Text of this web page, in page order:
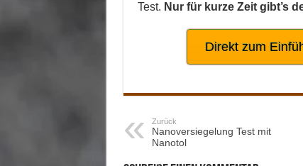
Test. Nur für kurze Zeit gibt’s
Direkt zum
Zurück
Nanoversiegelung Test mit
Nanotol